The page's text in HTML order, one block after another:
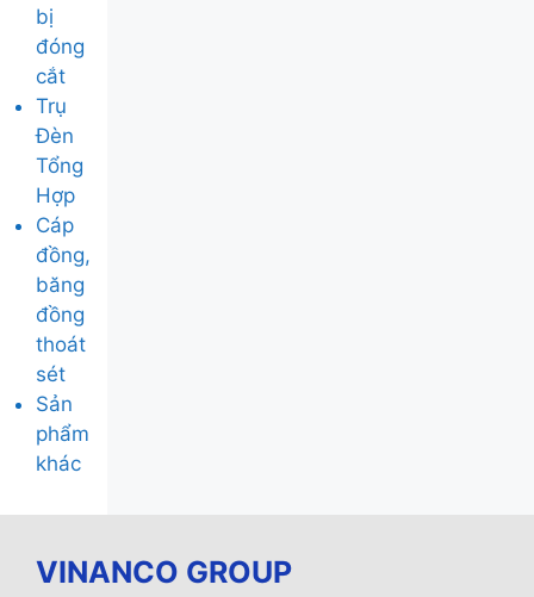
bị
đóng
cắt
Trụ
Đèn
Tổng
Hợp
Cáp
đồng,
băng
đồng
thoát
sét
Sản
phẩm
khác
VINANCO GROUP